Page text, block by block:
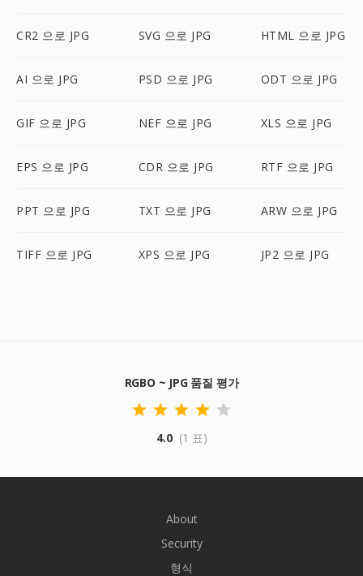
CR2 으로 JPG SVG 으로 JPG HTML 으로 JPG
AI 으로 JPG PSD 으로 JPG ODT 으로 JPG
GIF 으로 JPG NEF 으로 JPG XLS 으로 JPG
EPS 으로 JPG CDR 으로 JPG RTF 으로 JPG
PPT 으로 JPG TXT 으로 JPG ARW 으로 JPG
TIFF 으로 JPG XPS 으로 JPG JP2 으로 JPG
RGBO ~ JPG 품질 평가
4.0 (1 표)
About
Security
형식